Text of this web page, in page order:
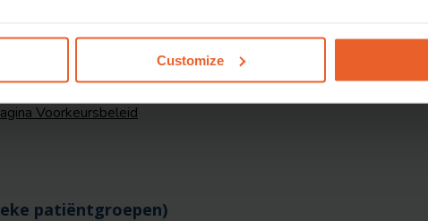
Customize
leefstijlinterventie (GLI)
Voorkeursbeleid
patiëntgroepen)